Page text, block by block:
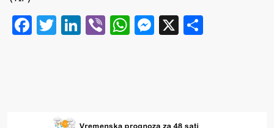
Facebook
Twitter
LinkedIn
ViberWhatsApp
Messenger
X